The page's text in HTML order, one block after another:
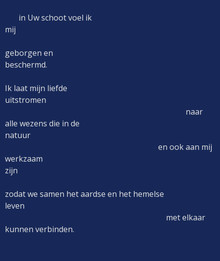
in Uw schoot voel ik
mij
geborgen en
beschermd.
Ik laat mijn liefde
uitstromen
naar
alle wezens die in de
natuur
en ook aan mij
werkzaam
zijn
zodat we samen het aardse en het hemelse
leven
met elkaar
kunnen verbinden.